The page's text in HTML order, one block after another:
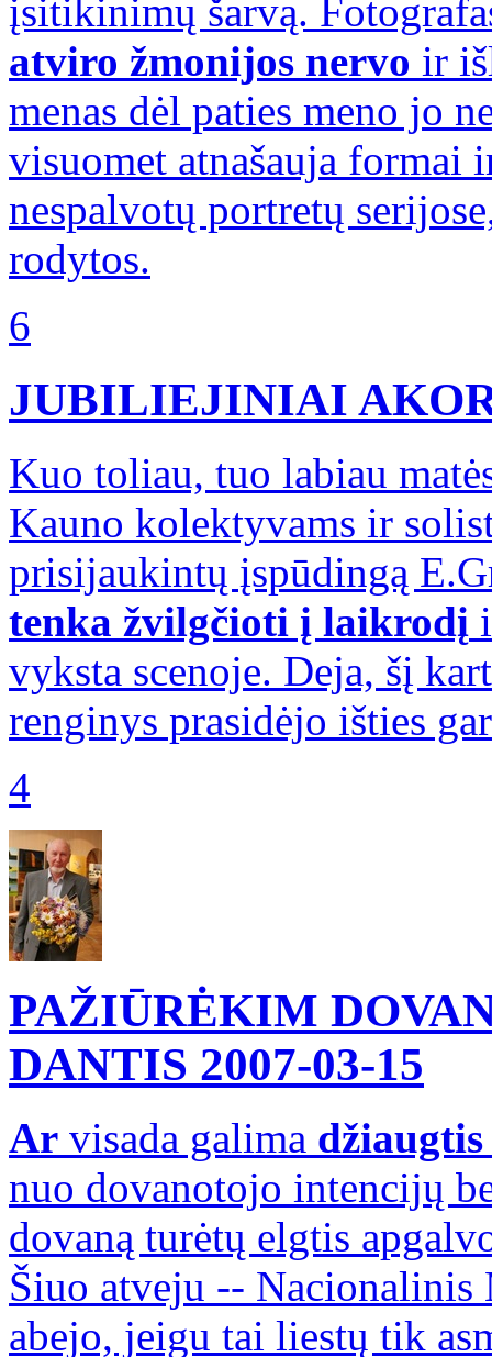
įsitikinimų šarvą.
atviro žmonijos nervo ir
menas dėl paties meno jo
visuomet atnašauja formai
nespalvotų portretų
rodytos.
6
JUBILIEJINIAI
Kuo toliau, tuo labiau
Kauno kolektyvams ir
prisijaukintų įspūdingą
tenka žvilgčioti į laikrodį
vyksta scenoje. Deja, šį
renginys prasidėjo išties
4
PAŽIŪRĖKIM
DANTIS 2007-03-15
Ar visada galima
nuo dovanotojo intencijų
dovaną turėtų elgtis
Šiuo atveju --
abejo, jeigu tai liestų tik